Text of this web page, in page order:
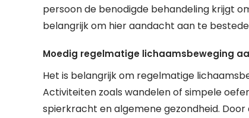
persoon de benodigde behandeling krijgt
belangrijk om hier aandacht aan te
Moedig regelmatige lichaamsbeweging
Het is belangrijk om regelmatige
Activiteiten zoals wandelen of simpele
spierkracht en algemene gezondheid.